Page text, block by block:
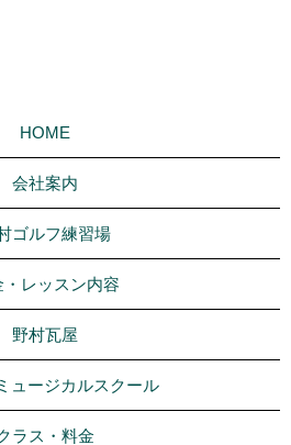
HOME
会社案内
ゴルフ練習場
・レッスン内容
野村瓦屋
ュージカルスクール
ラス・料金